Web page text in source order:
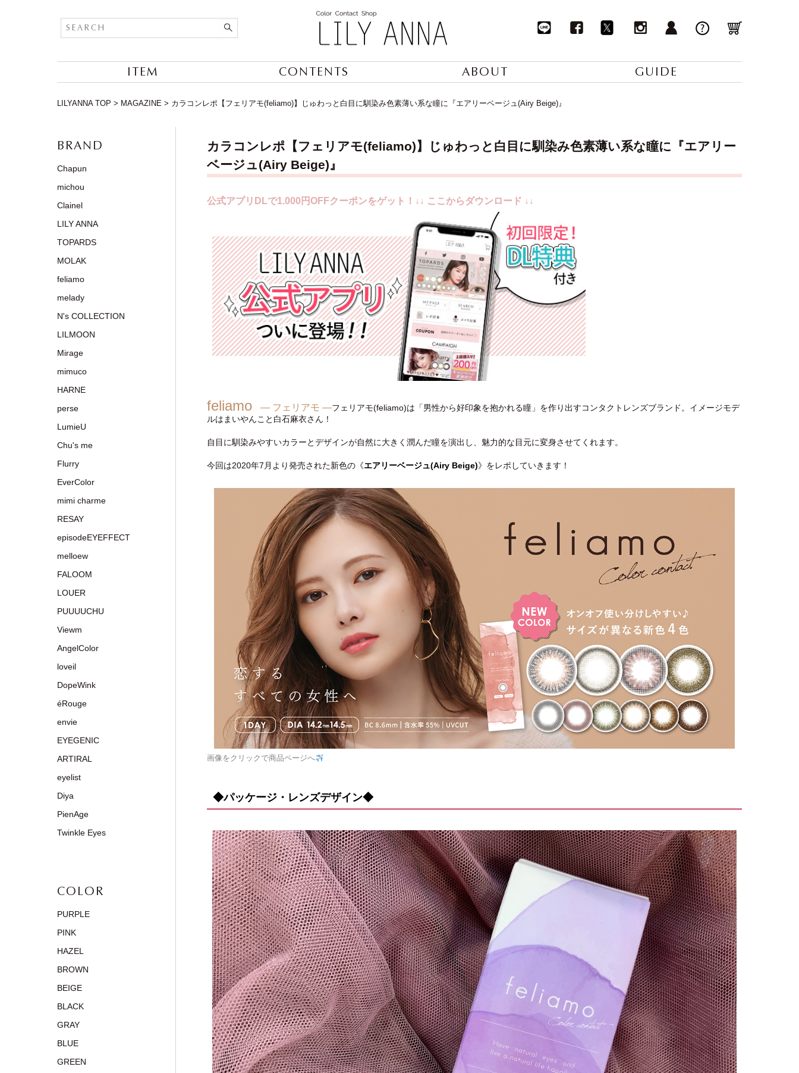
ITEM CONTENTS ABOUT GUIDE
LILYANNA TOP > MAGAZINE > カラコンレポ【フェリアモ(feliamo)】じゅわっと白目に馴染み色素薄い系な瞳に『エアリーベージュ(Airy Beige)』
カラコンレポ【フェリアモ(feliamo)】じゅわっと白目に馴染み色素薄い系な瞳に『エアリー
ベージュ(Airy Beige)』
公式アプリDLで1.000円OFFクーポンをゲット！↓↓ ここからダウンロード ↓↓
feliamo — フェリアモ —フェリアモ(feliamo)は「男性から好印象を抱かれる瞳」を作り出すコンタクトレンズブランド。イメージモデ
ルはまいやんこと白石麻衣さん！
自目に馴染みやすいカラーとデザインが自然に大きく潤んだ瞳を演出し、魅力的な目元に変身させてくれます。
今回は2020年7月より発売された新色の《エアリーベージュ(Airy Beige)》をレポしていきます！
画像をクリックで商品ページへ
◆パッケージ・レンズデザイン◆
BRAND
Chapun
michou
Clainel
LILY ANNA
TOPARDS
MOLAK
feliamo
melady
N's COLLECTION
LILMOON
Mirage
mimuco
HARNE
perse
LumieU
Chu's me
Flurry
EverColor
mimi charme
RESAY
episodeEYEFFECT
melloew
FALOOM
LOUER
PUUUUCHU
Viewm
AngelColor
loveil
DopeWink
éRouge
envie
EYEGENIC
ARTIRAL
eyelist
Diya
PienAge
Twinkle Eyes
COLOR
PURPLE
PINK
HAZEL
BROWN
BEIGE
BLACK
GRAY
BLUE
GREEN